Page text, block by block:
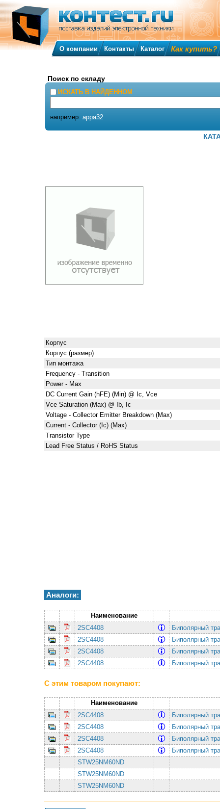
Корпус
Корпус (размер)
Тип монтажа
Frequency - Transition
Power - Max
DC Current Gain (hFE) (Min) @ Ic, Vce
Vce Saturation (Max) @ Ib, Ic
Voltage - Collector Emitter Breakdown (Max)
Current - Collector (Ic) (Max)
Transistor Type
Lead Free Status / RoHS Status
Аналоги:
Наименование
2SC4408
Биполярный
2SC4408
Биполярный
2SC4408
Биполярный
2SC4408
Биполярный
С этим товаром покупают:
Наименование
2SC4408
Биполярный
2SC4408
Биполярный
2SC4408
Биполярный
2SC4408
Биполярный
STW25NM60ND
STW25NM60ND
STW25NM60ND
О компании Контакты Каталог Как купить?
Поиск по складу
ИСКАТЬ В НАЙДЕННОМ
например: appa32